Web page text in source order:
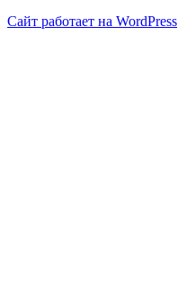
Сайт работает на WordPress